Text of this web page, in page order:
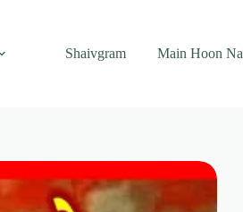
Shaivgram Main Hoon Na